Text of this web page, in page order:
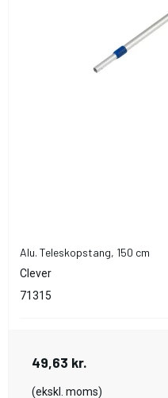
Alu. Teleskopstang, 150 cm
Clever
71315
49,63 kr.
(ekskl. moms)